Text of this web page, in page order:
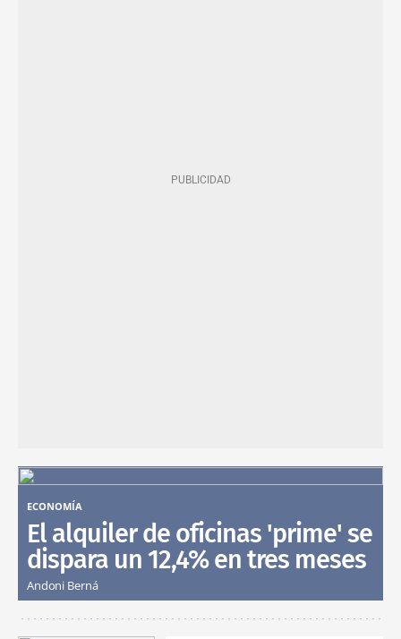
ECONOMÍA
El alquiler de oficinas 'prime' se
dispara un 12,4% en tres meses
Andoni Berná